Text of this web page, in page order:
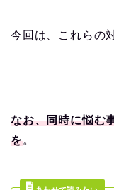
今回は、これらの
なお、同時に悩む
を。